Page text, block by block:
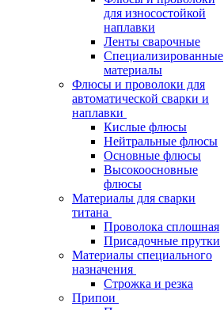
для износостойкой
наплавки
Ленты сварочные
Специализированные
материалы
Флюсы и проволоки для
автоматической сварки и
наплавки
Кислые флюсы
Нейтральные флюсы
Основные флюсы
Высокоосновные
флюсы
Материалы для сварки
титана
Проволока сплошная
Присадочные прутки
Материалы специального
назначения
Строжка и резка
Припои